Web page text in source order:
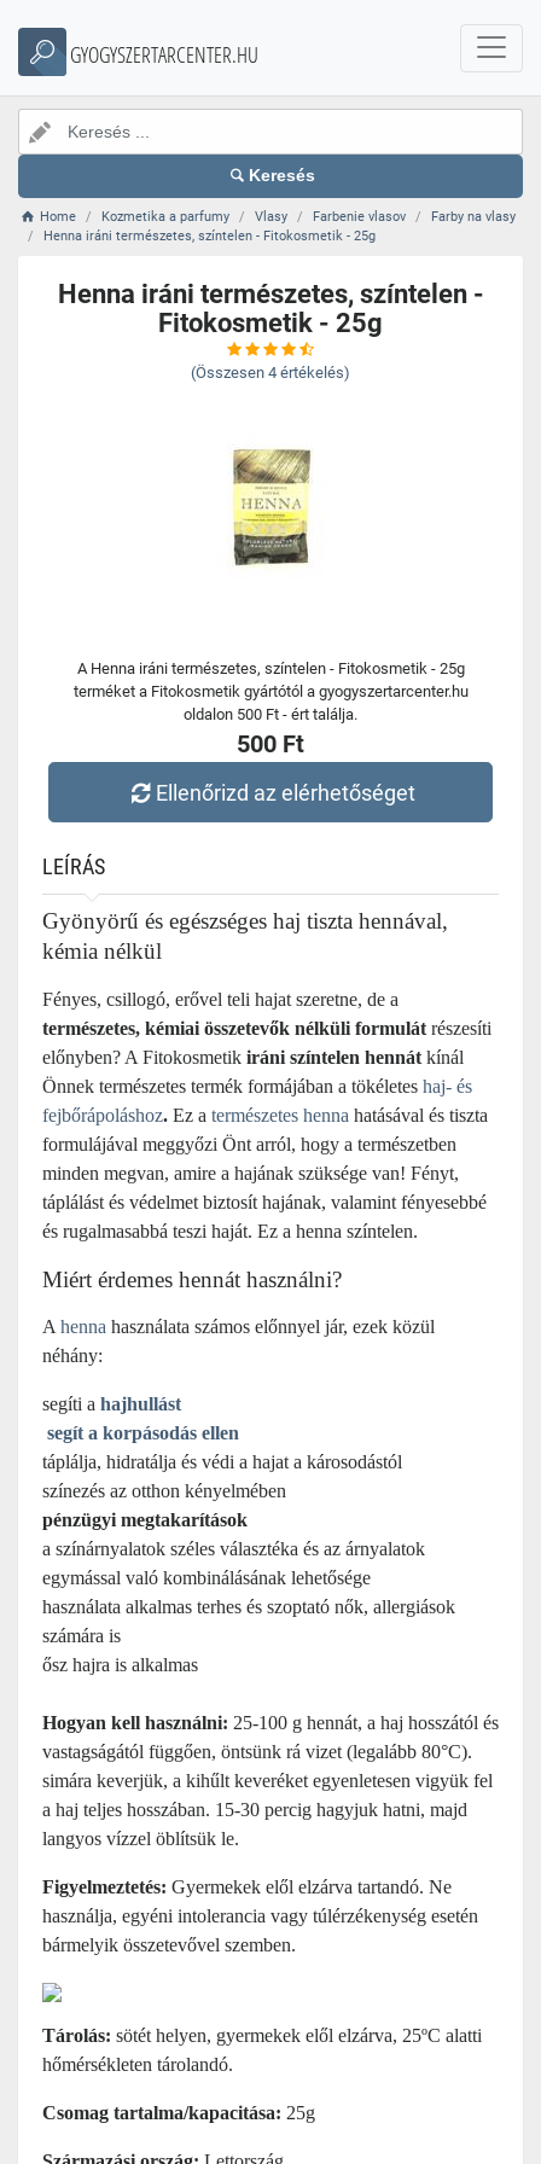
GYOGYSZERTARCENTER.HU
Keresés
Home Kozmetika a parfumy Vlasy Farbenie vlasov
Farby na vlasy
Henna iráni természetes, színtelen - Fitokosmetik - 25g
Henna iráni természetes, színtelen -
Fitokosmetik - 25g
(Összesen 4 értékelés)
A Henna iráni természetes, színtelen - Fitokosmetik - 25g
terméket a Fitokosmetik gyártótól a gyogyszertarcenter.hu
oldalon 500 Ft - ért találja.
500 Ft
Ellenőrizd az elérhetőséget
LEÍRÁS
Gyönyörű és egészséges haj tiszta hennával,
kémia nélkül
Fényes, csillogó, erővel teli hajat szeretne, de a
természetes, kémiai összetevők nélküli formulát részesíti
előnyben? A Fitokosmetik iráni színtelen hennát kínál
Önnek természetes termék formájában a tökéletes haj- és
fejbőrápoláshoz. Ez a természetes henna hatásával és tiszta
formulájával meggyőzi Önt arról, hogy a természetben
minden megvan, amire a hajának szüksége van! Fényt,
táplálást és védelmet biztosít hajának, valamint fényesebbé
és rugalmasabbá teszi haját. Ez a henna színtelen.
Miért érdemes hennát használni?
A henna használata számos előnnyel jár, ezek közül
néhány:
segíti a hajhullást
segít a korpásodás ellen
táplálja, hidratálja és védi a hajat a károsodástól
színezés az otthon kényelmében
pénzügyi megtakarítások
a színárnyalatok széles választéka és az árnyalatok
egymással való kombinálásának lehetősége
használata alkalmas terhes és szoptató nők, allergiások
számára is
ősz hajra is alkalmas
Hogyan kell használni: 25-100 g hennát, a haj hosszától és
vastagságától függően, öntsünk rá vizet (legalább 80°C).
simára keverjük, a kihűlt keveréket egyenletesen vigyük fel
a haj teljes hosszában. 15-30 percig hagyjuk hatni, majd
langyos vízzel öblítsük le.
Figyelmeztetés: Gyermekek elől elzárva tartandó. Ne
használja, egyéni intolerancia vagy túlérzékenység esetén
bármelyik összetevővel szemben.
Tárolás: sötét helyen, gyermekek elől elzárva, 25ºC alatti
hőmérsékleten tárolandó.
Csomag tartalma/kapacitása: 25g